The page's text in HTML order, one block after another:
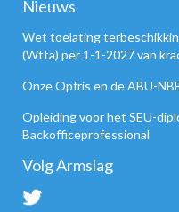
Nieuws
Wet toelating
(Wtta) per 1-1-2027 van
Onze Opfris en de ABU-
Opleiding voor het SEU-
Backofficeprofessional
Volg Armslag